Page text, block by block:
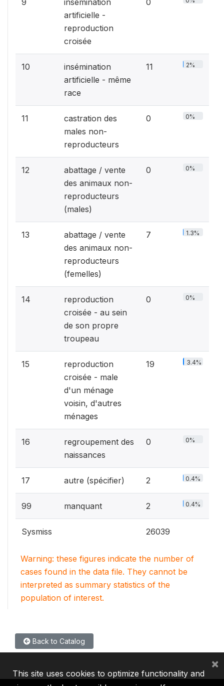
artificielle -
reproduction
croisée
10
insémination
artificielle - même
race
11 2%
11
castration des
males non-
reproducteurs
0 0%
12
abattage / vente
des animaux non-
reproducteurs
(males)
0 0%
13
abattage / vente
des animaux non-
reproducteurs
(femelles)
7 1.3%
14
reproduction
croisée - au sein
de son propre
troupeau
0 0%
15
reproduction
croisée - male
d'un ménage
voisin, d'autres
ménages
19 3.4%
16
regroupement des
naissances
0 0%
17 autre (spécifier) 2 0.4%
99 manquant 2 0.4%
Sysmiss 26039
Warning: these figures indicate the number of
cases found in the data file. They cannot be
interpreted as summary statistics of the
population of interest.
Back to Catalog
This site uses cookies to optimize functionality and
×